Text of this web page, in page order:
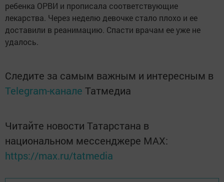
ребенка ОРВИ и прописала соответствующие
лекарства. Через неделю девочке стало плохо и ее
доставили в реанимацию. Спасти врачам ее уже не
удалось.
Следите за самым важным и интересным в
Telegram-канале Татмедиа
Читайте новости Татарстана в
национальном мессенджере MАХ:
https://max.ru/tatmedia